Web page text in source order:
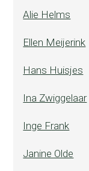
Alie Helms
Ellen Meijerink
Hans Huisjes
Ina Zwiggelaar
Inge Frank
Janine Olde